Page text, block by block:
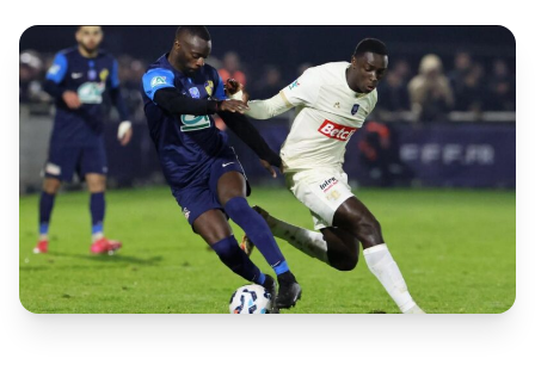
share mail © 2026 TT24H